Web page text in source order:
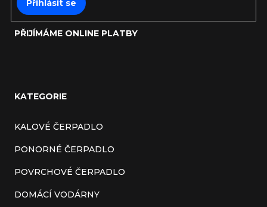
Přihlásit se
PŘIJÍMÁME ONLINE PLATBY
KATEGORIE
KALOVÉ ČERPADLO
PONORNÉ ČERPADLO
POVRCHOVÉ ČERPADLO
DOMÁCÍ VODÁRNY